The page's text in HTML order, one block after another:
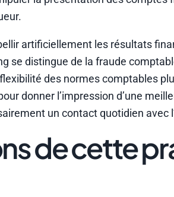
artificiellement les résultats
se distingue de la fraude
des normes comptables
donner l’impression d’une
un contact quotidien avec
de cette